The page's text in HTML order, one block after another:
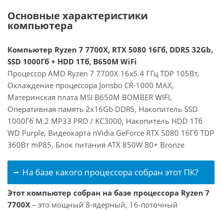
Основные характеристики
компьютера
Компьютер Ryzen 7 7700X, RTX 5080 16Гб, DDR5 32Gb,
SSD 1000Гб + HDD 1Тб, B650M WiFi
Процессор AMD Ryzen 7 7700X 16x5.4 ГГц TDP 105Вт,
Охлаждение процессора Jonsbo CR-1000 MAX,
Материнская плата MSI B650M BOMBER WIFI,
Оперативная память 2x16Gb DDR5, Накопитель SSD
1000Гб M.2 MP33 PRO / KC3000, Накопитель HDD 1Тб
WD Purple, Видеокарта nVidia GeForce RTX 5080 16Гб TDP
360Вт mP85, Блок питания ATX 850W 80+ Bronze
На базе какого процессора собран этот ПК?
Этот компьютер собран на базе процессора Ryzen 7
7700X – это мощный 8-ядерный, 16-поточный